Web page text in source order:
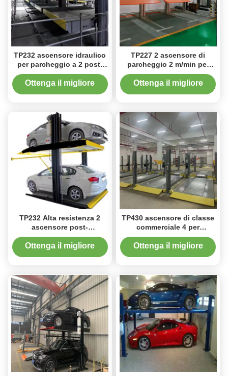
TP232 ascensore idraulico
per parcheggio a 2 posti
6400Lbs/3200kg Capacità
di stoccaggio del veicolo
Ottenga il migliore
TP227 2 ascensore di
parcheggio 2 m/min per
magazzini di auto ad alta
densità
Ottenga il migliore
TP232 Alta resistenza 2
ascensore post-
parcheggio per SUV e
berline
Ottenga il migliore
TP430 ascensore di classe
commerciale 4 per
laboratori e manutenzione
Ottenga il migliore